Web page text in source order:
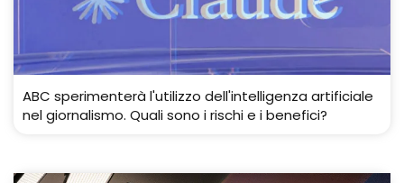
ABC sperimenterà l'utilizzo dell'intelligenza artificiale
nel giornalismo. Quali sono i rischi e i benefici?